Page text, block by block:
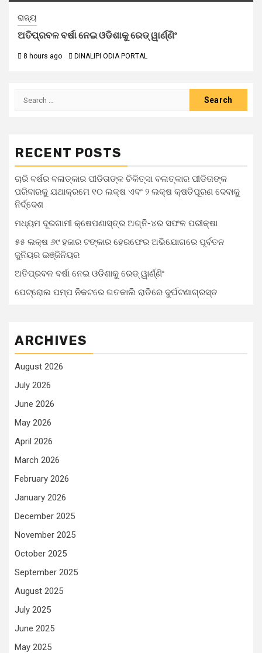
ରାଜ୍ୟ
ଅତିପ୍ରବଳ ବର୍ଷା ନେଇ ଓଡିଶାକୁ ରେଡ୍ ୱାର୍ଣ୍ଣିଂ
8 hours ago DINALIPI ODIA PORTAL
RECENT POSTS
ଚାରି ବର୍ଷର ବଳାତ୍କାର ପୀଡିତାଙ୍କ ଚିକିତ୍ସା ବଳାତ୍କାର ପୀଡିତାଙ୍କ
ପରିବାରକୁ ଯଥାକ୍ରମେ ୧୦ ଲକ୍ଷ ଏବଂ ୨ ଲକ୍ଷ କ୍ଷତିପୂରଣ ଦେବାକୁ
ନିର୍ଦ୍ଦେଶ
ମଧ୍ୟମ ଦୂରଗାମୀ କ୍ଷେପଣାସ୍ତ୍ର ଅଗ୍ନି-୪ର ସଫଳ ପରୀକ୍ଷା
୫୫ ଲକ୍ଷ ୬୯ ହଜାର ଟଙ୍କାର ହେରଫେର ଅଭିଯୋଗରେ ପୂର୍ବତନ
ଜୁନିୟର ଇଞ୍ଜିନିୟର
ଅତିପ୍ରବଳ ବର୍ଷା ନେଇ ଓଡିଶାକୁ ରେଡ୍ ୱାର୍ଣ୍ଣିଂ
ପେଟ୍ରୋଲ ପମ୍ପ ନିକଟରେ ଗତକାଲି ରାତିରେ ଦୁର୍ଘଟଣାଗ୍ରସ୍ତ
ARCHIVES
August 2026
July 2026
June 2026
May 2026
April 2026
March 2026
February 2026
January 2026
December 2025
November 2025
October 2025
September 2025
August 2025
July 2025
June 2025
May 2025